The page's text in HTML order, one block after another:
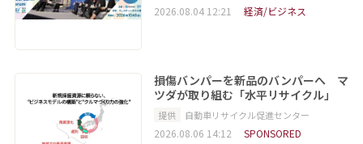
2026.08.04 12:21 経済/ビジネス
損傷バンパーを新品のバンパーへ マ
ツダが取り組む「水平リサイクル」
提供 自動車リサイクル促進センター
2026.08.06 14:12 SPONSORED